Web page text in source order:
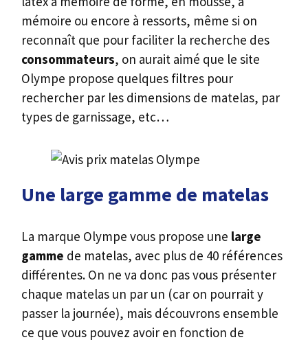
mémoire ou encore à ressorts, même si on
reconnaît que pour faciliter la recherche des
consommateurs, on aurait aimé que le site
Olympe propose quelques filtres pour
rechercher par les dimensions de matelas, par
types de garnissage, etc…
Une large gamme de matelas
La marque Olympe vous propose une large
gamme de matelas, avec plus de 40 références
différentes. On ne va donc pas vous présenter
chaque matelas un par un (car on pourrait y
passer la journée), mais découvrons ensemble
ce que vous pouvez avoir en fonction de